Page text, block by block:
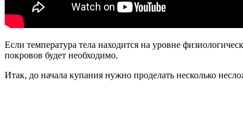
Если температура тела находится на уровне
покровов будет необходимо.
Итак, до начала купания нужно проделать несколько